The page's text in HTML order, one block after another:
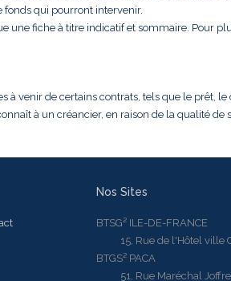
qui pourront intervenir.
une fiche à titre indicatif et sommaire. Pour
à venir de certains contrats, tels que le prêt,
à un créancier, en raison de la qualité
Nos Sites
BTSG² ILE-DE-FRANCE
15, Rue de l'Hôtel ville
BTGS² PACA
51, Rue Maréchal Joffre